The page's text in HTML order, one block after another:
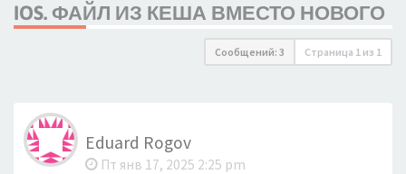
IOS. ФАЙЛ ИЗ КЕША ВМЕСТО НОВОГО
Сообщений: 3 Страница 1 из 1
Eduard Rogov
Пт янв 17, 2025 2:25 pm